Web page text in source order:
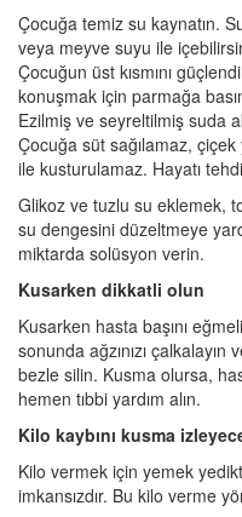
Çocuğa temiz su kaynatın.
veya meyve suyu ile
Çocuğun üst kısmını
konuşmak için parmağa
Ezilmiş ve seyreltilmiş suda
Çocuğa süt sağılamaz,
ile kusturulamaz. Hayatı
Glikoz ve tuzlu su eklemek,
su dengesini düzeltmeye
miktarda solüsyon verin.
Kusarken dikkatli olun
Kusarken hasta başını
sonunda ağzınızı çalkalayın
bezle silin. Kusma olursa,
hemen tıbbi yardım alın.
Kilo kaybını kusma
Kilo vermek için yemek
imkansızdır. Bu kilo verme